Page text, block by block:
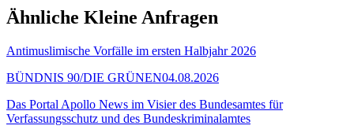
Ähnliche Kleine Anfragen
Antimuslimische Vorfälle im ersten Halbjahr 2026
BÜNDNIS 90/DIE GRÜNEN04.08.2026
Das Portal Apollo News im Visier des Bundesamtes für
Verfassungsschutz und des Bundeskriminalamtes